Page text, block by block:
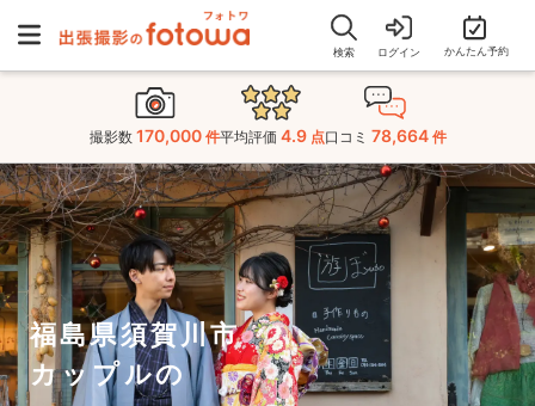
検索 ログイン かんたん予約
撮影数 170,000 件平均評価 4.9 点口コミ 78,664 件
福島県須賀川市
カップルの